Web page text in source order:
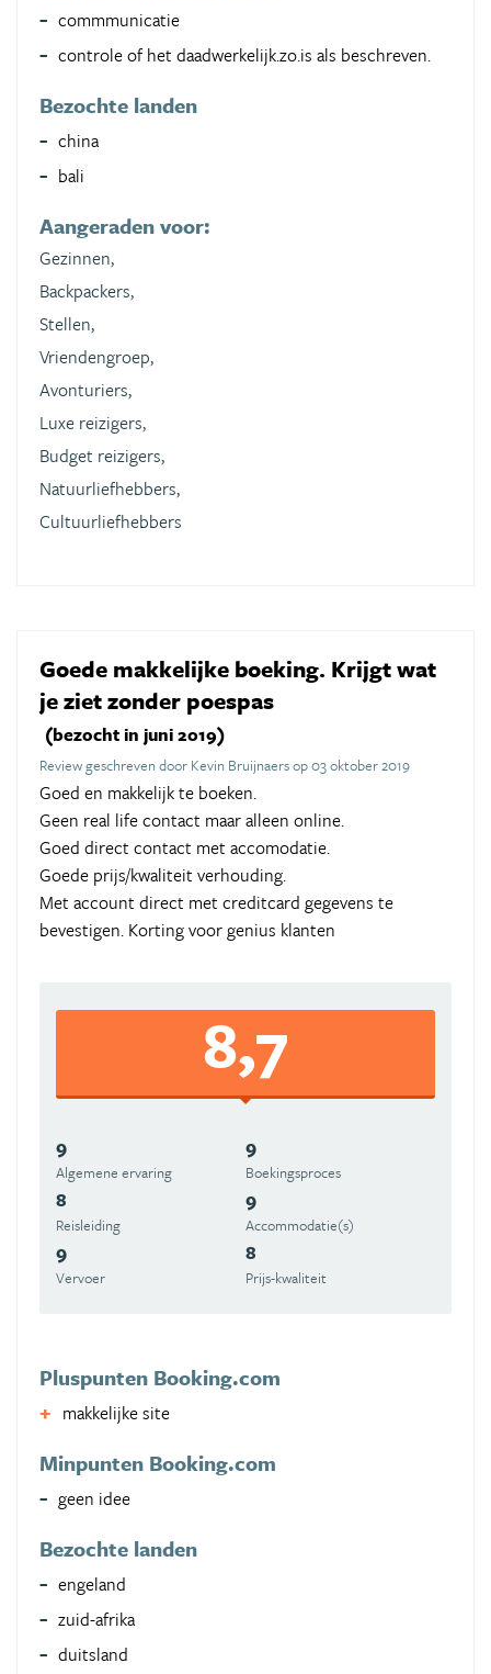
commmunicatie
controle of het daadwerkelijk.zo.is als beschreven.
Bezochte landen
china
bali
Aangeraden voor:
Gezinnen,
Backpackers,
Stellen,
Vriendengroep,
Avonturiers,
Luxe reizigers,
Budget reizigers,
Natuurliefhebbers,
Cultuurliefhebbers
Goede makkelijke boeking. Krijgt wat
je ziet zonder poespas
(bezocht in juni 2019)
Review geschreven door Kevin Bruijnaers op 03 oktober 2019
Goed en makkelijk te boeken.
Geen real life contact maar alleen online.
Goed direct contact met accomodatie.
Goede prijs/kwaliteit verhouding.
Met account direct met creditcard gegevens te
bevestigen. Korting voor genius klanten
8,7
9
Algemene ervaring
9
Boekingsproces
8
Reisleiding
9
Accommodatie(s)
9
Vervoer
8
Prijs-kwaliteit
Pluspunten Booking.com
makkelijke site
Minpunten Booking.com
geen idee
Bezochte landen
engeland
zuid-afrika
duitsland